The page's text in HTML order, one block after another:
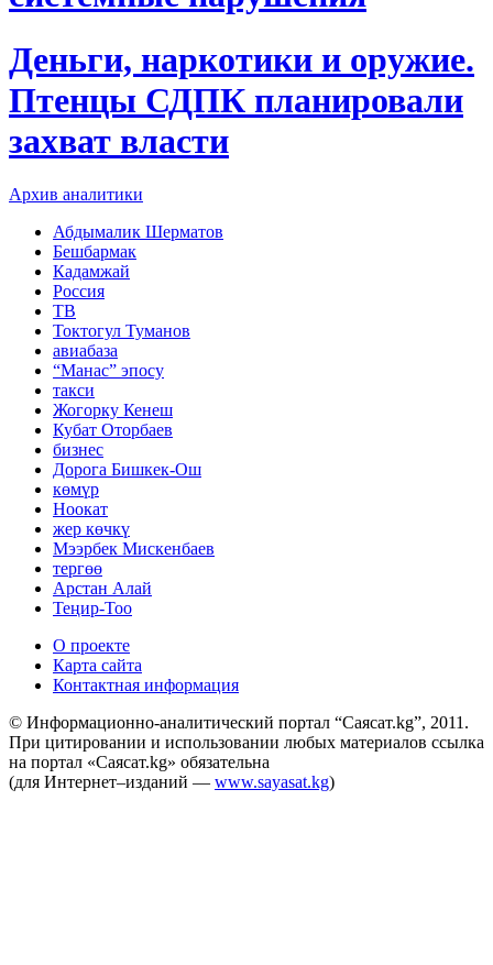
Деньги, наркотики и оружие.
Птенцы СДПК планировали
захват власти
Архив аналитики
Абдымалик Шерматов
Бешбармак
Кадамжай
Россия
ТВ
Токтогул Туманов
авиабаза
“Манас” эпосу
такси
Жогорку Кенеш
Кубат Оторбаев
бизнес
Дорога Бишкек-Ош
көмүр
Ноокат
жер көчкү
Мээрбек Мискенбаев
тергөө
Арстан Алай
Теңир-Тоо
О проекте
Карта сайта
Контактная информация
© Информационно-аналитический портал “Саясат.kg”, 2011.
При цитировании и использовании любых материалов ссылка
на портал «Саясат.kg» обязательна
(для Интернет–изданий — www.sayasat.kg)